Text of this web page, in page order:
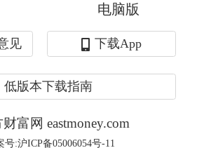
业的高成长性，海外科
民多元化配置的重要方
示风险
电脑版
见 下载App
低版本下载指南
富网 eastmoney.com
号:沪ICP备05006054号-11